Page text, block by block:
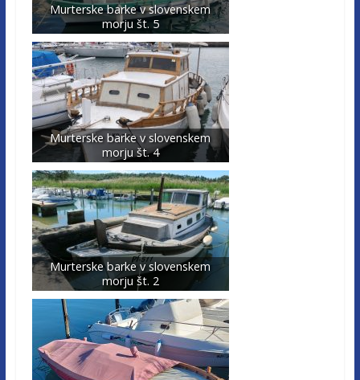
Murterske barke v slovenskem
morju št. 5
Murterske barke v slovenskem
morju št. 4
Murterske barke v slovenskem
morju št. 2